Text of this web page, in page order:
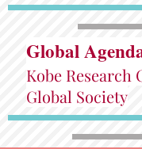
Global
Kobe Research
Global Society